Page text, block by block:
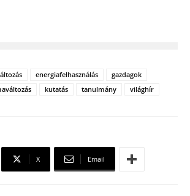
energiafelhasználás
gazdagok
kutatás tanulmány világhír
X Email